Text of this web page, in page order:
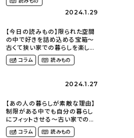
2024.1.29
【今日の読みもの】限られた空間
の中で好きを詰め込める宝箱〜
古くて狭い家での暮らしを楽しむ
（2nyan_and_lifestylesさん）
コラム 読みもの
2024.1.27
【あの人の暮らしが素敵な理由】
制限がある中でも自分の暮らし
にフィットさせる〜古い家での暮
らしを楽しむ（idasanchiさん）
コラム 読みもの